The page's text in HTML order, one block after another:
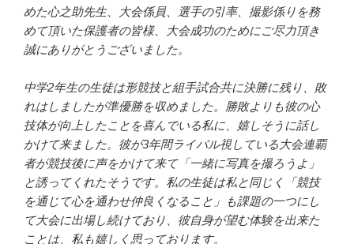
めた心之助先生、大会係員、選手の引率、撮影係りを務
めて頂いた保護者の皆様、大会成功のためにご尽力頂き
誠にありがとうございました。
中学2年生の生徒は形競技と組手試合共に決勝に残り、敗
れはしましたが準優勝を収めました。勝敗よりも彼の心
技体が向上したことを喜んでいる私に、嬉しそうに話し
かけて来ました。彼が3年間ライバル視している大会連覇
者が競技後に声をかけて来て「一緒に写真を撮ろうよ」
と誘ってくれたそうです。私の生徒は私と同じく「競技
を通じて心を通わせ仲良くなること」も課題の一つにし
て大会に出場し続けており、彼自身が望む体験を出来た
ことは、私も嬉しく思っております。